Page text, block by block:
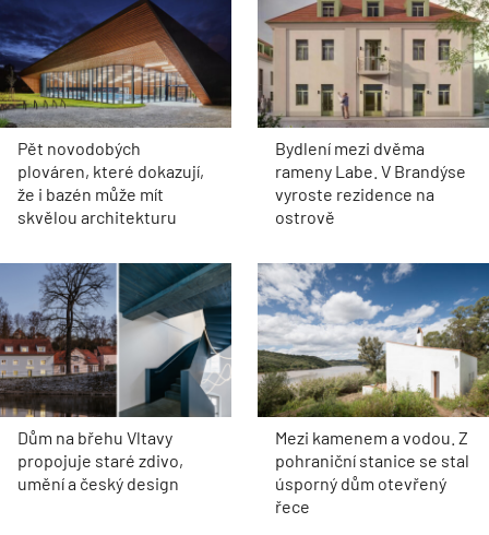
Pět novodobých
plováren, které dokazují,
že i bazén může mít
skvělou architekturu
Bydlení mezi dvěma
rameny Labe. V Brandýse
vyroste rezidence na
ostrově
Dům na břehu Vltavy
propojuje staré zdivo,
umění a český design
Mezi kamenem a vodou. Z
pohraniční stanice se stal
úsporný dům otevřený
řece